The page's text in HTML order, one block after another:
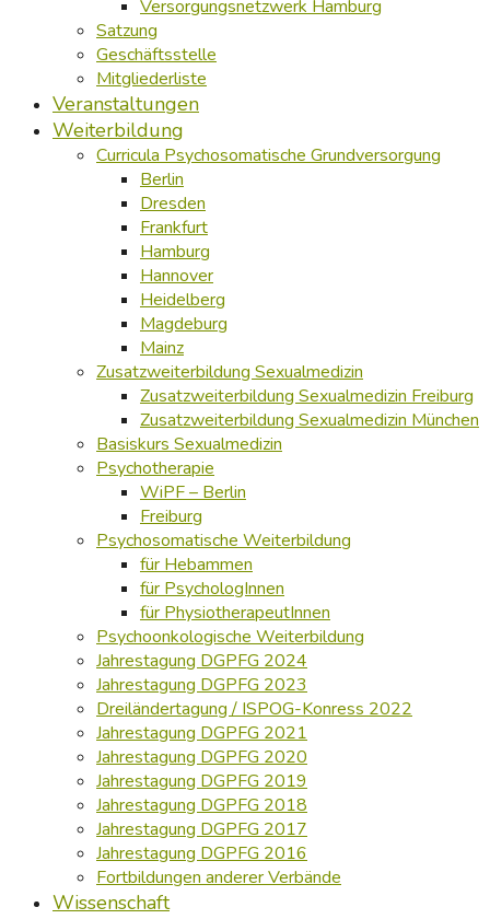
Versorgungsnetzwerk Hamburg
Satzung
Geschäftsstelle
Mitgliederliste
Veranstaltungen
Weiterbildung
Curricula Psychosomatische Grundversorgung
Berlin
Dresden
Frankfurt
Hamburg
Hannover
Heidelberg
Magdeburg
Mainz
Zusatzweiterbildung Sexualmedizin
Zusatzweiterbildung Sexualmedizin Freiburg
Zusatzweiterbildung Sexualmedizin München
Basiskurs Sexualmedizin
Psychotherapie
WiPF – Berlin
Freiburg
Psychosomatische Weiterbildung
für Hebammen
für PsychologInnen
für PhysiotherapeutInnen
Psychoonkologische Weiterbildung
Jahrestagung DGPFG 2024
Jahrestagung DGPFG 2023
Dreiländertagung / ISPOG-Konress 2022
Jahrestagung DGPFG 2021
Jahrestagung DGPFG 2020
Jahrestagung DGPFG 2019
Jahrestagung DGPFG 2018
Jahrestagung DGPFG 2017
Jahrestagung DGPFG 2016
Fortbildungen anderer Verbände
Wissenschaft